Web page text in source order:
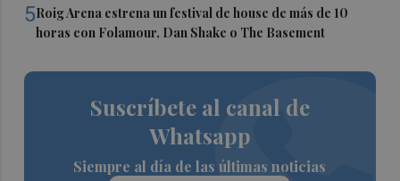
5Roig Arena estrena un festival de house de más de 10
horas con Folamour, Dan Shake o The Basement
Suscríbete al canal de
Whatsapp
Siempre al día de las últimas noticias